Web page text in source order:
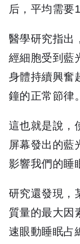
后，平均需要
醫學研究指出
經細胞受到藍
身體持續興奮
鐘的正常節律。
這也就是說，
屏幕發出的藍
影響我們的睡
研究還發現，
質量的最大因
速眼動睡眠占